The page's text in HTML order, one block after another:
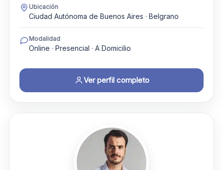
Ubicación
Ciudad Autónoma de Buenos Aires · Belgrano
Modalidad
Online · Presencial · A Domicilio
Ver perfil completo